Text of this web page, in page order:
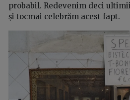
probabil. Redevenim deci
și tocmai celebrăm acest fapt.